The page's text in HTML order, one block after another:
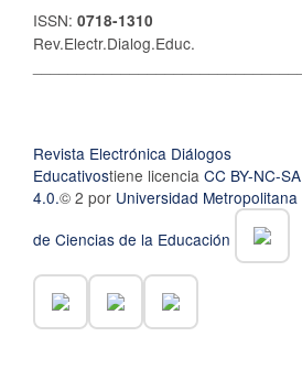
ISSN: 0718-1310
Rev.Electr.Dialog.Educ.
Revista Electrónica Diálogos
Educativostiene licencia CC BY-NC-SA
4.0.© 2 por Universidad Metropolitana
de Ciencias de la Educación